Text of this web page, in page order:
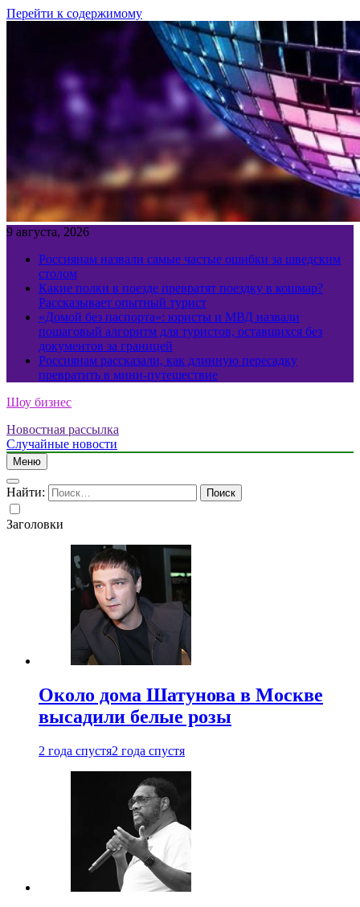
Перейти к содержимому
9 августа, 2026
Россиянам назвали самые частые ошибки за шведским
столом
Какие полки в поезде превратят поездку в кошмар?
Рассказывает опытный турист
«Домой без паспорта»: юристы и МВД назвали
пошаговый алгоритм для туристов, оставшихся без
документов за границей
Россиянам рассказали, как длинную пересадку
превратить в мини-путешествие
Шоу бизнес
Новостная рассылка
Случайные новости
Меню
Найти:
Заголовки
Около дома Шатунова в Москве
высадили белые розы
2 года спустя2 года спустя